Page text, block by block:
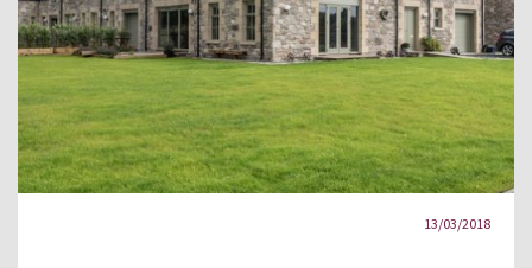
13/03/2018